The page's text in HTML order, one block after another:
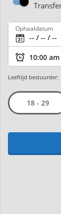
Ophaaldatum
Leeftijd bestuurder:
18 - 29